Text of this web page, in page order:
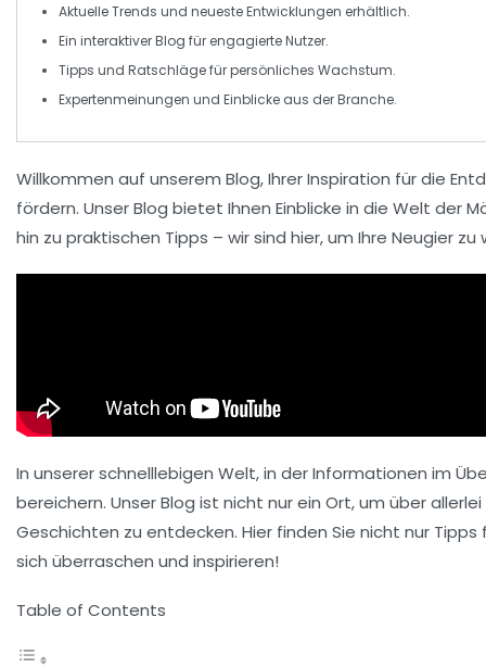
Aktuelle Trends und neueste Entwicklungen erhältlich.
Ein interaktiver Blog für engagierte Nutzer.
Tipps und Ratschläge fürpersönliches Wachstum.
Expertenmeinungen und Einblicke aus der Branche.
Willkommen auf unserem Blog, IhrerInspiration für die
fördern. Unser Blog bietet Ihnen Einblicke in die Welt der
hin zu praktischen Tipps – wir sind hier, um Ihre Neugier zu
In unserer schnelllebigen Welt, in der Informationen im
bereichern. Unser Blog ist nicht nur ein Ort, um über
Geschichten zu entdecken. Hier finden Sie nicht nur
sich überraschen und inspirieren!
Table of Contents